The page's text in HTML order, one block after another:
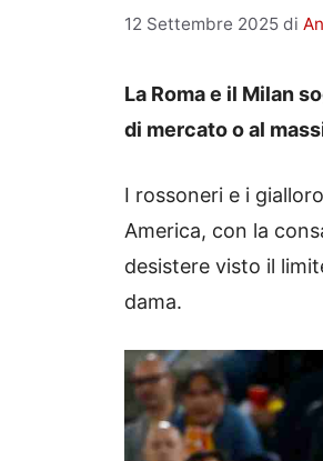
12 Settembre 2025 di
La Roma e il Milan
di mercato o al
I rossoneri e i
America, con la
desistere visto il
dama.